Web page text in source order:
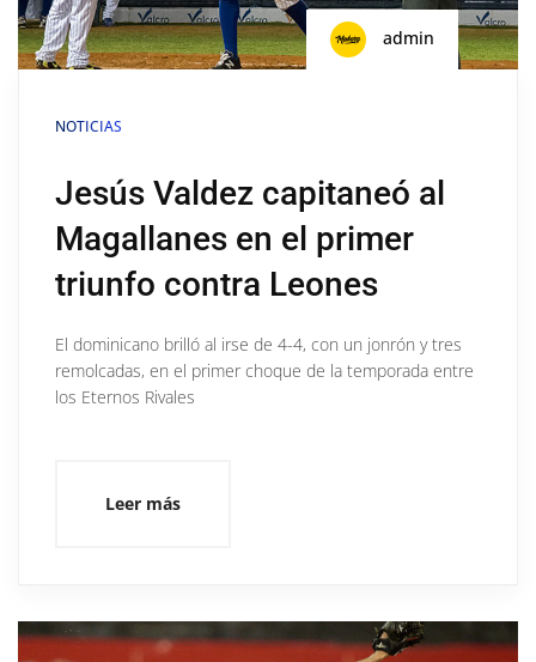
admin
NOTICIAS
Jesús Valdez capitaneó al
Magallanes en el primer
triunfo contra Leones
El dominicano brilló al irse de 4-4, con un jonrón y tres
remolcadas, en el primer choque de la temporada entre
los Eternos Rivales
Leer más